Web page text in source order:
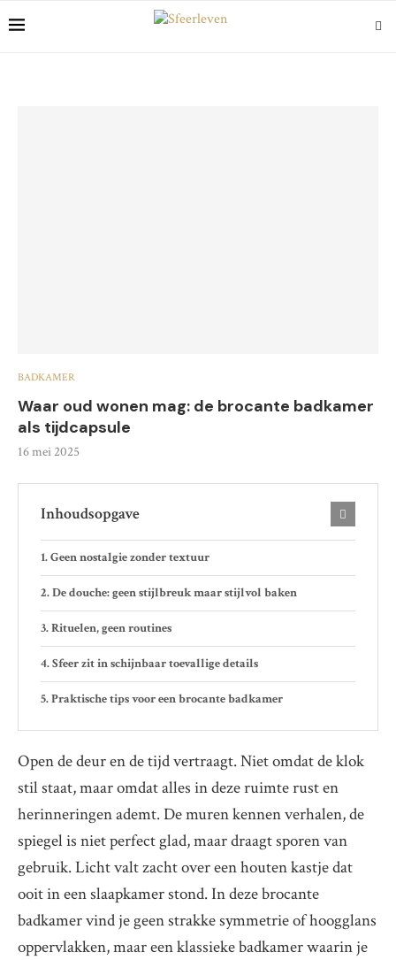
BADKAMER
Waar oud wonen mag: de brocante badkamer
als tijdcapsule
16 mei 2025
Inhoudsopgave
Geen nostalgie zonder textuur
De douche: geen stijlbreuk maar stijlvol baken
Rituelen, geen routines
Sfeer zit in schijnbaar toevallige details
Praktische tips voor een brocante badkamer
Open de deur en de tijd vertraagt. Niet omdat de klok
stil staat, maar omdat alles in deze ruimte rust en
herinneringen ademt. De muren kennen verhalen, de
spiegel is niet perfect glad, maar draagt sporen van
gebruik. Licht valt zacht over een houten kastje dat
ooit in een slaapkamer stond. In deze brocante
badkamer vind je geen strakke symmetrie of hoogglans
oppervlakken, maar een klassieke badkamer waarin je